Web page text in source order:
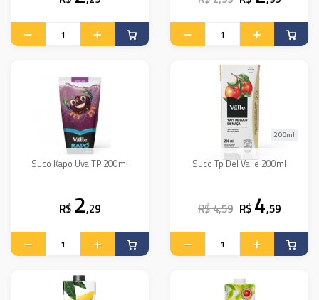
Suco Kapo Uva TP 200ml
R$ 2,29
Suco Tp Del Valle 200ml
200ml
R$ 4,59 R$ 4,59